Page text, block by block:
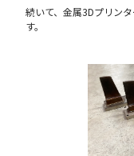
続いて、金属3Dプリン
す。